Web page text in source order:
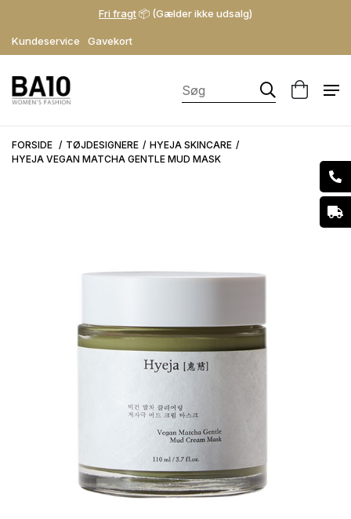
Kundeservice Gavekort
Fri fragt📦 (Gælder ikke udsalg)
FORSIDE TØJDESIGNERE
HYEJA SKINCARE
HYEJA VEGAN MATCHA GENTLE MUD MASK